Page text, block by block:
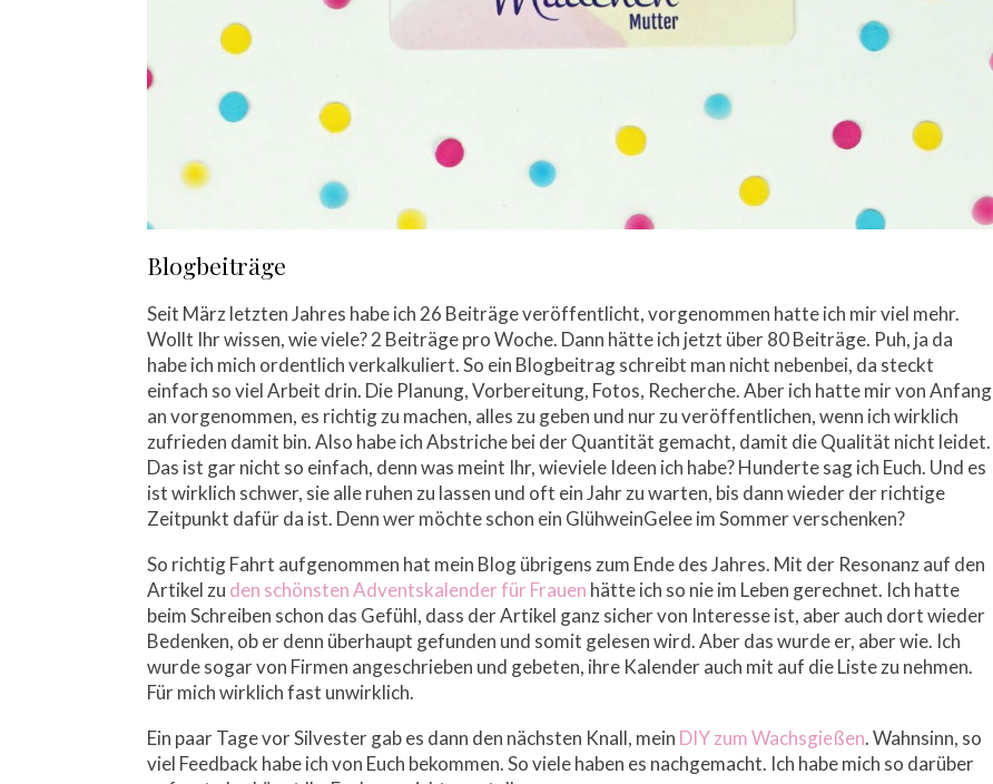
Blogbeiträge
Seit März letzten Jahres habe ich 26 Beiträge veröffentlicht, vorgenommen hatte ich mir viel mehr.
Wollt Ihr wissen, wie viele? 2 Beiträge pro Woche. Dann hätte ich jetzt über 80 Beiträge. Puh, ja da
habe ich mich ordentlich verkalkuliert. So ein Blogbeitrag schreibt man nicht nebenbei, da steckt
einfach so viel Arbeit drin. Die Planung, Vorbereitung, Fotos, Recherche. Aber ich hatte mir von Anfang
an vorgenommen, es richtig zu machen, alles zu geben und nur zu veröffentlichen, wenn ich wirklich
zufrieden damit bin. Also habe ich Abstriche bei der Quantität gemacht, damit die Qualität nicht leidet.
Das ist gar nicht so einfach, denn was meint Ihr, wieviele Ideen ich habe? Hunderte sag ich Euch. Und es
ist wirklich schwer, sie alle ruhen zu lassen und oft ein Jahr zu warten, bis dann wieder der richtige
Zeitpunkt dafür da ist. Denn wer möchte schon ein GlühweinGelee im Sommer verschenken?
So richtig Fahrt aufgenommen hat mein Blog übrigens zum Ende des Jahres. Mit der Resonanz auf den
Artikel zu den schönsten Adventskalender für Frauen hätte ich so nie im Leben gerechnet. Ich hatte
beim Schreiben schon das Gefühl, dass der Artikel ganz sicher von Interesse ist, aber auch dort wieder
Bedenken, ob er denn überhaupt gefunden und somit gelesen wird. Aber das wurde er, aber wie. Ich
wurde sogar von Firmen angeschrieben und gebeten, ihre Kalender auch mit auf die Liste zu nehmen.
Für mich wirklich fast unwirklich.
Ein paar Tage vor Silvester gab es dann den nächsten Knall, mein DIY zum Wachsgießen. Wahnsinn, so
viel Feedback habe ich von Euch bekommen. So viele haben es nachgemacht. Ich habe mich so darüber